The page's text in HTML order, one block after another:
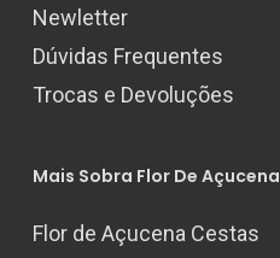
Newletter
Dúvidas Frequentes
Trocas e Devoluções
Mais Sobra Flor De Açucena
Flor de Açucena Cestas